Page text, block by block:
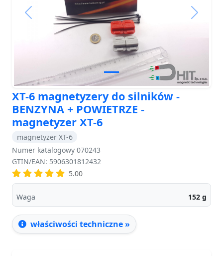
Previous Next
XT-6 magnetyzery do silników -
BENZYNA + POWIETRZE -
magnetyzer XT-6
magnetyzer XT-6
Numer katalogowy 070243
GTIN/EAN: 5906301812432
5.00
Waga 152 g
właściwości techniczne »